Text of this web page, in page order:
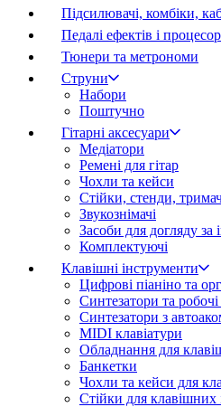
Підсилювачі, комбіки,
Педалі ефектів і
Тюнери та метрономи
Струни
Набори
Поштучно
Гітарні аксесуари
Медіатори
Ремені для гітар
Чохли та кейси
Стійки, стенди,
Звукознімачі
Засоби для догляду за
Комплектуючі
Клавішні інструменти
Цифрові піаніно та
Синтезатори та робочі
Синтезатори з
MIDI клавіатури
Обладнання для
Банкетки
Чохли та кейси для
Стійки для клавішних